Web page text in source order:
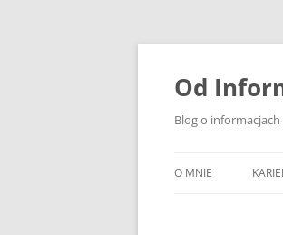
Przejdź
treści
Od
Blog o
O MNIE